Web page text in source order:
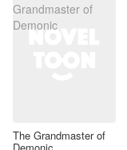
The Grandmaster of
Demonic